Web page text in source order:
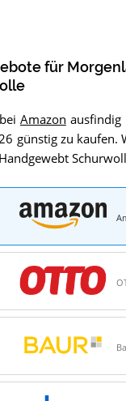
für
Amazon ausfindig
günstig zu